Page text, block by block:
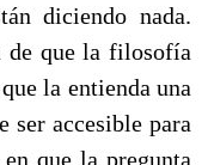
diciendo nada.
de que la filosofía
la entienda una
ser accesible para
que la pregunta